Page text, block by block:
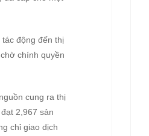
động đến thị
chính quyền
cung ra thị
2,967 sản
chỉ giao dịch